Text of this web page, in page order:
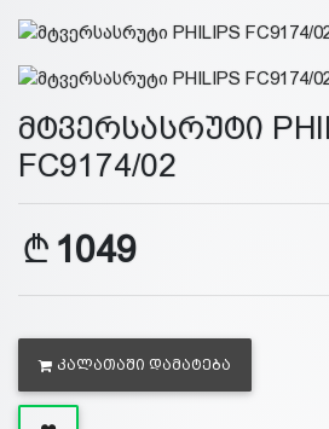
მტვერსასრუტი
FC9174/02
1049
ᲙᲐᲚᲐᲗᲐᲨᲘ ᲓᲐᲛᲐᲢᲔᲑᲐ